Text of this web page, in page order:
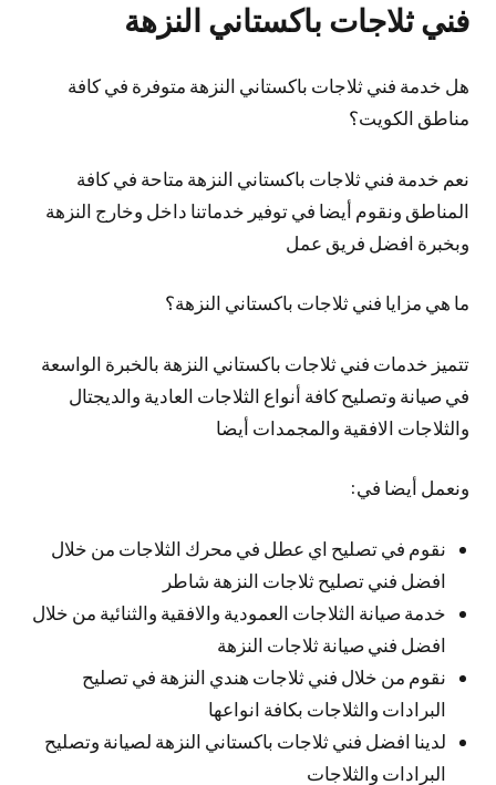
فني ثلاجات باكستاني النزهة
هل خدمة فني ثلاجات باكستاني النزهة متوفرة في كافة
مناطق الكويت؟
نعم خدمة فني ثلاجات باكستاني النزهة متاحة في كافة
المناطق ونقوم أيضا في توفير خدماتنا داخل وخارج النزهة
وبخبرة افضل فريق عمل
ما هي مزايا فني ثلاجات باكستاني النزهة؟
تتميز خدمات فني ثلاجات باكستاني النزهة بالخبرة الواسعة
في صيانة وتصليح كافة أنواع الثلاجات العادية والديجتال
والثلاجات الافقية والمجمدات أيضا
ونعمل أيضا في:
نقوم في تصليح اي عطل في محرك الثلاجات من خلال
افضل فني تصليح ثلاجات النزهة شاطر
خدمة صيانة الثلاجات العمودية والافقية والثنائية من خلال
افضل فني صيانة ثلاجات النزهة
نقوم من خلال فني ثلاجات هندي النزهة في تصليح
البرادات والثلاجات بكافة انواعها
لدينا افضل فني ثلاجات باكستاني النزهة لصيانة وتصليح
البرادات والثلاجات